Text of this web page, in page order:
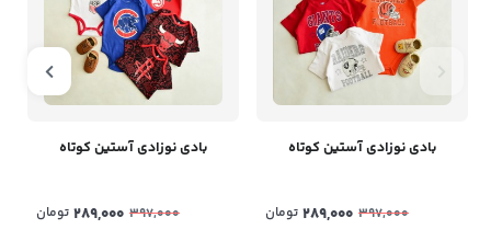
بادی نوزادی آستین کوتاه
397,000
289,000 تومان
بادی نوزادی آستین کوتاه
397,000
289,000 تومان